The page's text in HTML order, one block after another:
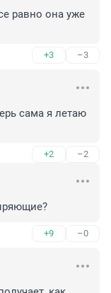
равно она уже
+3 –3
сама я летаю
+2 –2
+9 –0